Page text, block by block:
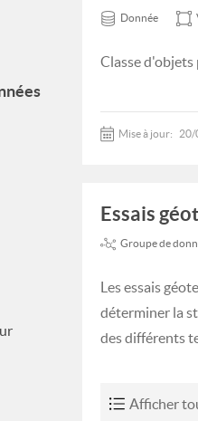
Donnée
Classe
Mise à jour: 20/
Essais
Groupe de
Les essais
déterminer la
des différents
Afficher